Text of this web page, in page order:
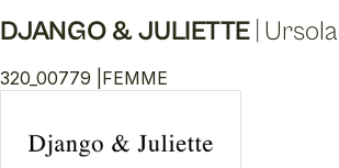
DJANGO & JULIETTE Ursola
320_00779 | FEMME